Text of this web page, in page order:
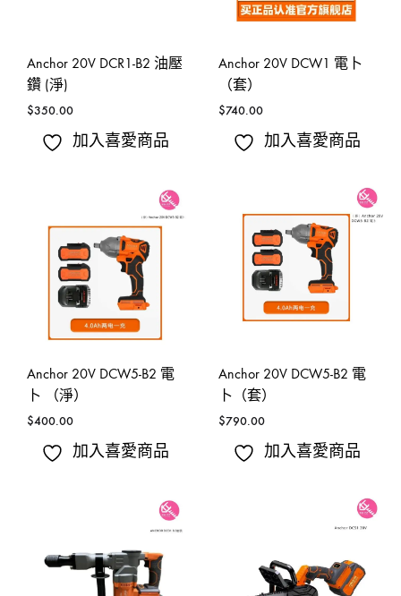
Anchor 20V DCR1-B2 油壓
鑽 (淨)
$350.00
加入喜愛商品
Anchor 20V DCW1 電卜
（套）
$740.00
加入喜愛商品
Anchor 20V DCW5-B2 電
卜 （淨）
$400.00
加入喜愛商品
Anchor 20V DCW5-B2 電
卜（套）
$790.00
加入喜愛商品